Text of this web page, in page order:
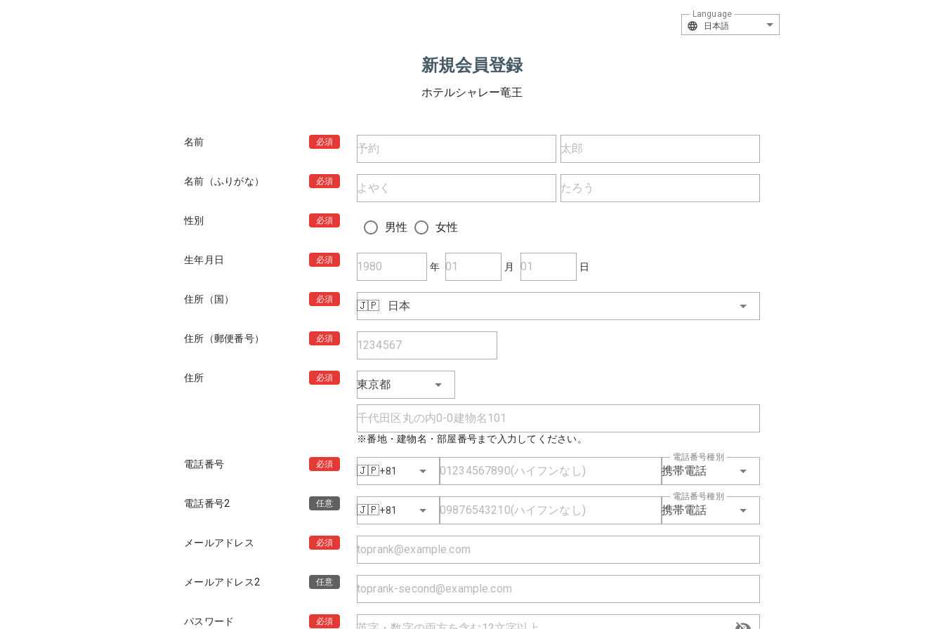
日本語
Language
新規会員登録
ホテルシャレー竜王
名前 必須
名前（ふりがな） 必須
性別 必須 男性 女性
生年月日 必須
年 月 日
住所（国） 必須 🇯🇵 日本
住所（郵便番号） 必須
住所 必須 東京都
※番地・建物名・部屋番号まで入力してください。
電話番号 必須 🇯🇵+81 携帯電話
電話番号種別
電話番号2 任意 🇯🇵+81 携帯電話
電話番号種別
メールアドレス 必須
メールアドレス2 任意
パスワード 必須